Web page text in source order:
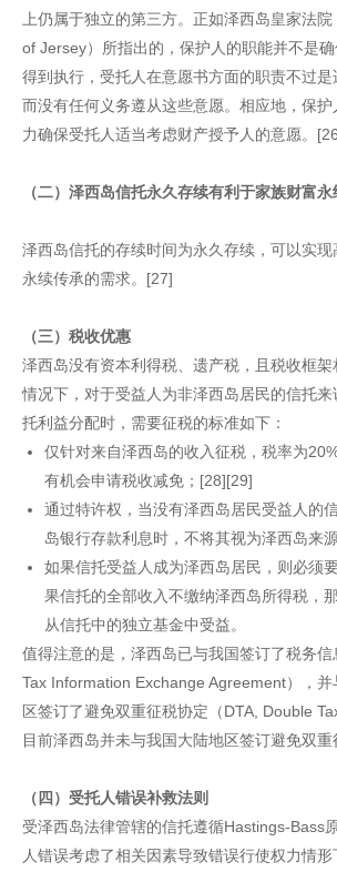
上仍属于独立的第三方。正如泽西岛皇家法
of Jersey）所指出的，保护人的职能并不是
得到执行，受托人在意愿书方面的职责不过是
而没有任何义务遵从这些意愿。相应地，保
力确保受托人适当考虑财产授予人的意愿。
（二）泽西岛信托永久存续有利于家族财富
泽西岛信托的存续时间为永久存续，可以实
永续传承的需求。[27]
（三）税收优惠
泽西岛没有资本利得税、遗产税，且税收框
情况下，对于受益人为非泽西岛居民的信托
托利益分配时，需要征税的标准如下：
仅针对来自泽西岛的收入征税，税率为
有机会申请税收减免；[28][29]
通过特许权，当没有泽西岛居民受益人的
岛银行存款利息时，不将其视为泽西岛来
如果信托受益人成为泽西岛居民，则必须
果信托的全部收入不缴纳泽西岛所得税，
从信托中的独立基金中受益。
值得注意的是，泽西岛已与我国签订了税务信
Tax Information Exchange Agreement），并
区签订了避免双重征税协定（DTA, Double
目前泽西岛并未与我国大陆地区签订避免双
（四）受托人错误补救法则
受泽西岛法律管辖的信托遵循Hastings-Bass
人错误考虑了相关因素导致错误行使权力情